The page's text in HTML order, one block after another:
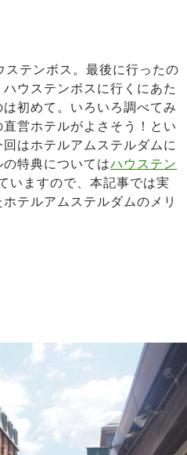
テンボス。最後に行ったの
ウステンボスに行くにあた
初めて。いろいろ調べてみ
営ホテルがよさそう！とい
はホテルアムステルダムに
特典についてはハウステン
いますので、本記事では実
テルアムステルダムのメリ
ダム宿泊記 -直営ホテル宿泊で